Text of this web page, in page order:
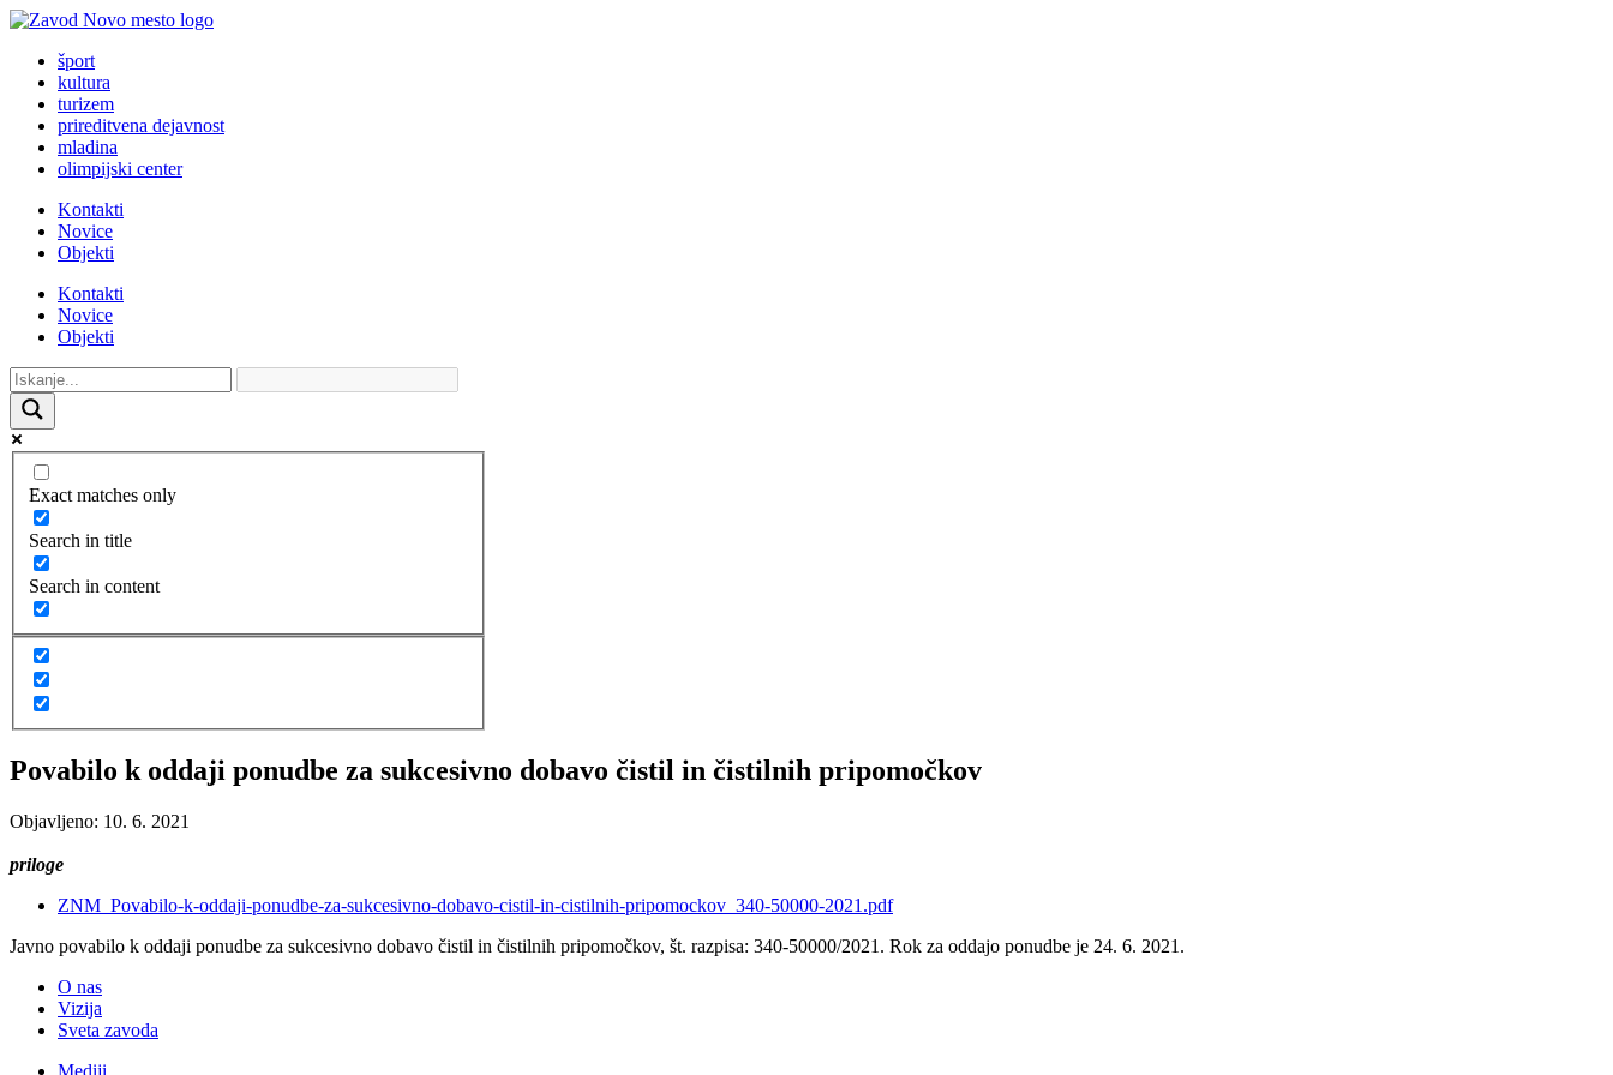
šport
kultura
turizem
prireditvena dejavnost
mladina
olimpijski center
Kontakti
Novice
Objekti
Kontakti
Novice
Objekti
Exact matches only
Search in title
Search in content
Povabilo k oddaji ponudbe za sukcesivno dobavo čistil in čistilnih pripomočkov
Objavljeno: 10. 6. 2021
priloge
ZNM_Povabilo-k-oddaji-ponudbe-za-sukcesivno-dobavo-cistil-in-cistilnih-pripomockov_340-50000-2021.pdf
Javno povabilo k oddaji ponudbe za sukcesivno dobavo čistil in čistilnih pripomočkov, št. razpisa: 340-50000/2021. Rok za oddajo ponudbe je 24. 6. 2021.
O nas
Vizija
Sveta zavoda
Mediji